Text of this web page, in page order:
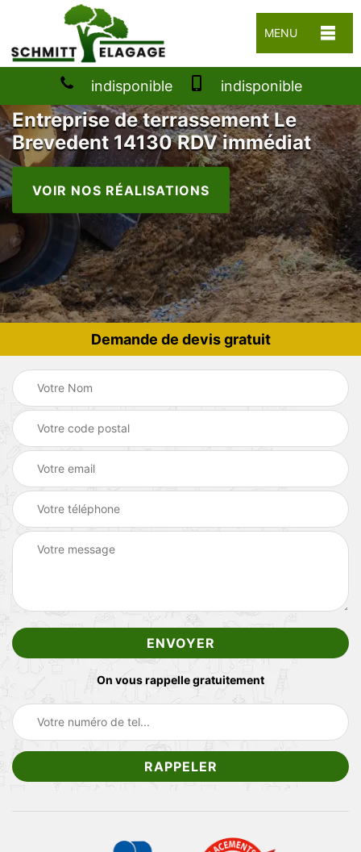
MENU
indisponible indisponible
Entreprise de terrassement Le
Brevedent 14130 RDV immédiat
VOIR NOS RÉALISATIONS
Demande de devis gratuit
On vous rappelle gratuitement